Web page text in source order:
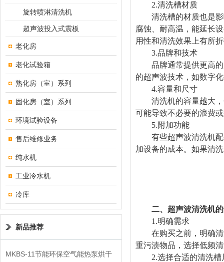
旋转喷淋清洗机
超声波投入式震板
老化房
老化试验箱
熟化房（室）系列
固化房（室）系列
环境试验设备
售后维修业务
纯水机
工业冷水机
冷库
新品推荐
MKBS-11节能环保空气能热泵烘干
2.清洗槽材质
清洗槽的材质也是影
腐蚀、耐高温，能延长
用性和清洗效果上有所
3.品牌和技术
品牌通常提供更高的
的超声波技术，如数字
4.容量和尺寸
清洗机的容量越大，
可能导致不必要的浪费
5.附加功能
有些超声波清洗机配
加设备的成本。如果清
二、超声波清洗机
1.明确需求
在购买之前，明确清
重污渍物品，选择低频
2.选择合适的清洗槽